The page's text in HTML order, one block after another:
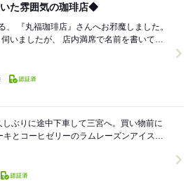
た雰囲気の珈琲店◆
た。
満席で名前を書いて待
ぶりに途中下車して三宮へ。買い物前に